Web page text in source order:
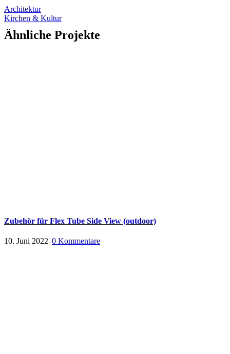
Architektur
Kirchen & Kultur
Ähnliche Projekte
Zubehör für Flex Tube Side View (outdoor)
10. Juni 2022| 0 Kommentare